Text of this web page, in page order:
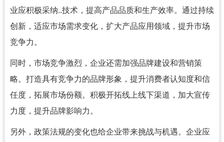
业应积极采纳..技术，提高产品品质和生产效率。通过持续
创新，适应市场需求变化，扩大产品应用领域，提升市场
竞争力。
同时，市场竞争激烈，企业还需加强品牌建设和营销策
略。打造具有竞争力的品牌形象，提升消费者认知度和信
任度，拓展市场份额。积极开拓线上线下渠道，加大宣传
力度，提升品牌影响力。
另外，政策法规的变化也给企业带来挑战与机遇。企业应